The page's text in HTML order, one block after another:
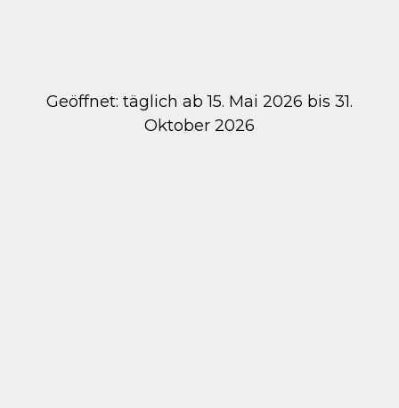
Geöffnet: täglich ab 15. Mai 2026 bis 31.
Oktober 2026